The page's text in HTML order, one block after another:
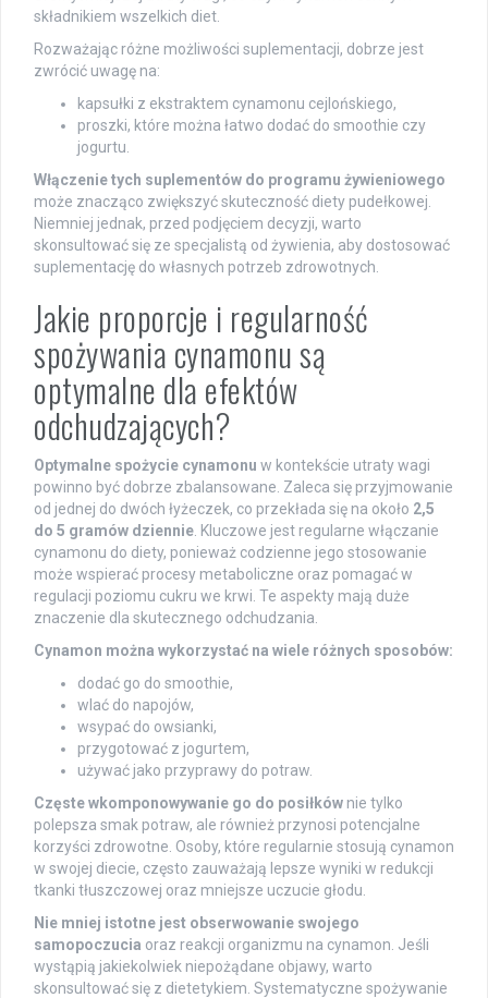
składnikiem wszelkich diet.
Rozważając różne możliwości suplementacji, dobrze jest
zwrócić uwagę na:
kapsułki z ekstraktem cynamonu cejlońskiego,
proszki, które można łatwo dodać do smoothie czy
jogurtu.
Włączenie tych suplementów do programu żywieniowego
może znacząco zwiększyć skuteczność diety pudełkowej.
Niemniej jednak, przed podjęciem decyzji, warto
skonsultować się ze specjalistą od żywienia, aby dostosować
suplementację do własnych potrzeb zdrowotnych.
Jakie proporcje i regularność
spożywania cynamonu są
optymalne dla efektów
odchudzających?
Optymalne spożycie cynamonu w kontekście utraty wagi
powinno być dobrze zbalansowane. Zaleca się przyjmowanie
od jednej do dwóch łyżeczek, co przekłada się na około 2,5
do 5 gramów dziennie . Kluczowe jest regularne włączanie
cynamonu do diety, ponieważ codzienne jego stosowanie
może wspierać procesy metaboliczne oraz pomagać w
regulacji poziomu cukru we krwi. Te aspekty mają duże
znaczenie dla skutecznego odchudzania.
Cynamon można wykorzystać na wiele różnych sposobów:
dodać go do smoothie,
wlać do napojów,
wsypać do owsianki,
przygotować z jogurtem,
używać jako przyprawy do potraw.
Częste wkomponowywanie go do posiłków nie tylko
polepsza smak potraw, ale również przynosi potencjalne
korzyści zdrowotne. Osoby, które regularnie stosują cynamon
w swojej diecie, często zauważają lepsze wyniki w redukcji
tkanki tłuszczowej oraz mniejsze uczucie głodu.
Nie mniej istotne jest obserwowanie swojego
samopoczucia oraz reakcji organizmu na cynamon. Jeśli
wystąpią jakiekolwiek niepożądane objawy, warto
skonsultować się z dietetykiem. Systematyczne spożywanie